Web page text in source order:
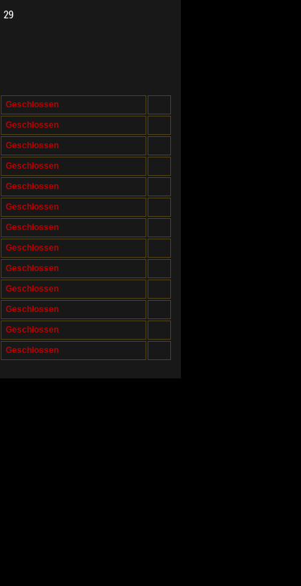
29
Geschlossen
Geschlossen
Geschlossen
Geschlossen
Geschlossen
Geschlossen
Geschlossen
Geschlossen
Geschlossen
Geschlossen
Geschlossen
Geschlossen
Geschlossen